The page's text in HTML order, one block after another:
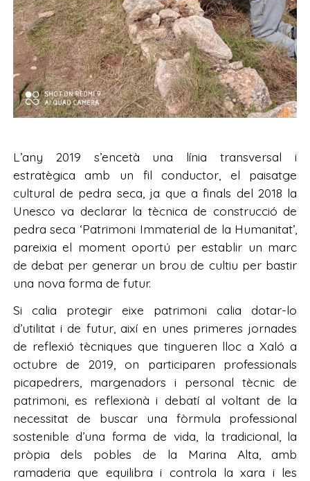
L’any 2019 s’encetà una línia transversal i
estratègica amb un fil conductor, el paisatge
cultural de pedra seca, ja que a finals del 2018 la
Unesco va declarar la tècnica de construcció de
pedra seca ‘Patrimoni Immaterial de la Humanitat’,
pareixia el moment oportú per establir un marc
de debat per generar un brou de cultiu per bastir
una nova forma de futur.
Si calia protegir eixe patrimoni calia dotar-lo
d’utilitat i de futur, així en unes primeres jornades
de reflexió tècniques que tingueren lloc a Xaló a
octubre de 2019, on participaren professionals
picapedrers, margenadors i personal tècnic de
patrimoni, es reflexionà i debatí al voltant de la
necessitat de buscar una fòrmula professional
sostenible d’una forma de vida, la tradicional, la
pròpia dels pobles de la Marina Alta, amb
ramaderia que equilibra i controla la xara i les